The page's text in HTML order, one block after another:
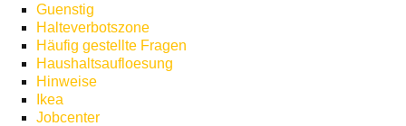
Guenstig
Halteverbotszone
Häufig gestellte Fragen
Haushaltsaufloesung
Hinweise
Ikea
Jobcenter